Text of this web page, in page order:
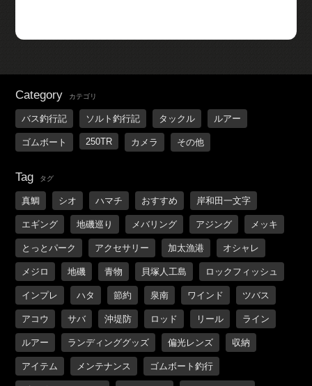
Category カテゴリ
バス釣行記 ソルト釣行記 タックル ルアー
ゴムボート 250TR カメラ その他
Tag タグ
真鯛 シオ ハマチ おすすめ 岸和田一文字
エギング 地磯巡り メバリング アジング メッキ
とっとパーク アクセサリー 加太漁港 オシャレ
メジロ 地磯 青物 貝塚人工島 ロックフィッシュ
インプレ ハタ 節約 泉南 ワインド ツバス
アコウ サバ 沖堤防 ロッド リール ライン
ルアー ランディンググッズ 偏光レンズ 収納
アイテム メンテナンス ゴムボート釣行